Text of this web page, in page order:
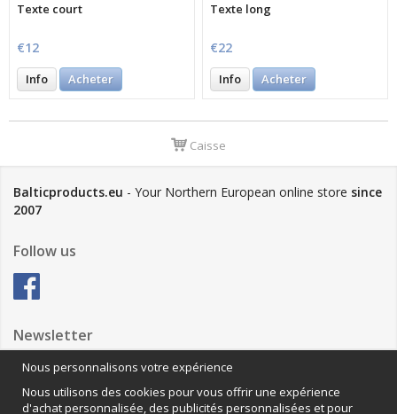
Texte court
€12
Info Acheter
Texte long
€22
Info Acheter
Caisse
Balticproducts.eu - Your Northern European online store since
2007
Follow us
Newsletter
Anmäl mig
Nous personnalisons votre expérience
Nous utilisons des cookies pour vous offrir une expérience
d'achat personnalisée, des publicités personnalisées et pour